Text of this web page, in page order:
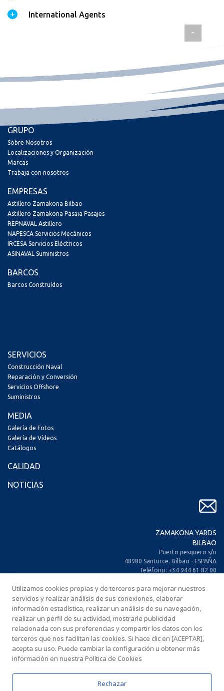
International Agents
GRUPO
Sobre Nosotros
Localizaciones y Organización
Marcas
Trabaja con nosotros
EMPRESAS
Astillero Zamakona Bilbao
Astillero Zamakona Pasaia Pasajes
REPNAVAL Astillero
NAPESCA Servicios Mecánicos
IRCESA Servicios Eléctricos
ASINAVAL Suministros
BARCOS
Barcos Construídos
SERVICIOS
Construcción Naval
Reparación y Conversión
Servicios Offshore
Suministros
MEDIA
Galería de Fotos
Galería de Vídeos
Catálogos
CALIDAD
NOTICIAS
ZAMAKONA YARDS
BILBAO
Puerto pesquero s/n
48980 Santurce. Bilbao - ESPAÑA
Teléfono: +34 944 61 82 00
Fax: +34 944 61 25 80
E-mail: zamakona@zamakona.com
ZAMAKONA YARDS
ISLAS CANARIAS
CIA. Trasatlántica Española, s/n.
Dársena Exterior. Puerto de Las Palmas.
ESPAÑA
Utilizamos cookies propias y de terceros para mejorar nuestros
servicios y realizar análisis de sus conexiones, elaborar
información estadística, realizar un análisis de su navegación,
realizar un perfil de su actividad, mostrarle publicidad
relacionada con sus preferencias y compartir los datos con los
terceros que nos facilitan las cookies. Si hace clic en [ACEPTAR],
acepta su uso. Puede cambiar la configuración u obtener más
información en nuestra Política de Cookies
Rechazar